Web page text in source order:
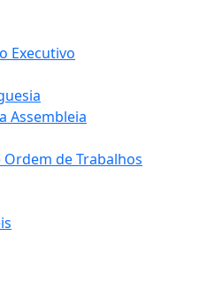
Executivo
Assembleia
de Trabalhos